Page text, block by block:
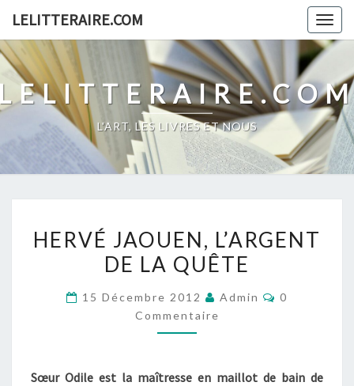
content
LELITTERAIRE.COM
L'ART, LES LIVRES ET NOUS
JAOUEN,
L’ARGENT
QUÊTE
HERVÉ JAOUEN, L’ARGENT
DE LA QUÊTE
15 Décembre 2012 Admin
0
Commentaire
Sœur Odile est la maîtresse en maillot de bain de